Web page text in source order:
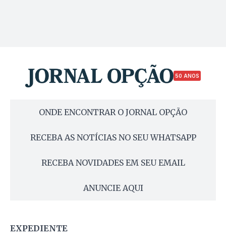
50 ANOS
ONDE ENCONTRAR O JORNAL OPÇÃO
RECEBA AS NOTÍCIAS NO SEU WHATSAPP
RECEBA NOVIDADES EM SEU EMAIL
ANUNCIE AQUI
EXPEDIENTE